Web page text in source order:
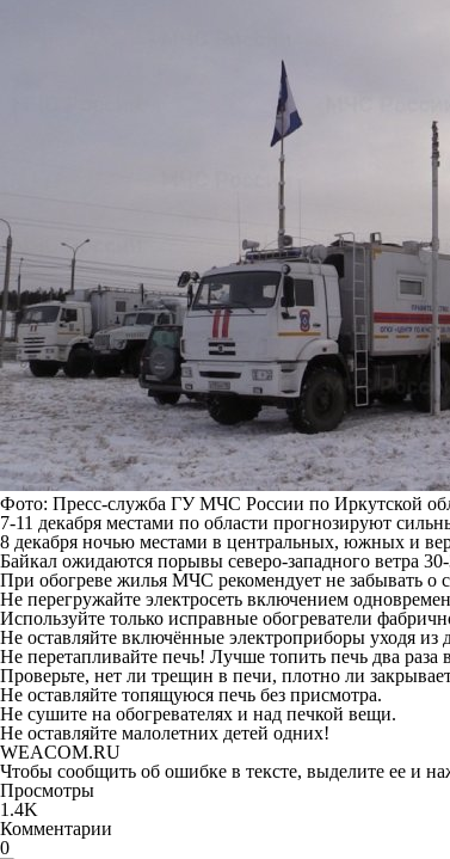
Фото: Пресс-служба ГУ МЧС России по Иркутской
7-11 декабря местами по области прогнозируют
8 декабря ночью местами в центральных, южных и
Байкал ожидаются порывы северо-западного ветра
При обогреве жилья МЧС рекомендует не забывать о
Не перегружайте электросеть включением
Используйте только исправные обогреватели
Не оставляйте включённые электроприборы уходя из
Не перетапливайте печь! Лучше топить печь два раза
Проверьте, нет ли трещин в печи, плотно ли
Не оставляйте топящуюся печь без присмотра.
Не сушите на обогревателях и над печкой вещи.
Не оставляйте малолетних детей одних!
WEACOM.RU
Чтобы сообщить об ошибке в тексте, выделите ее и
Просмотры
1.4K
Комментарии
0